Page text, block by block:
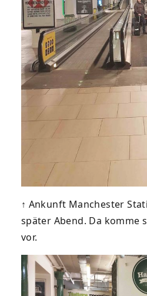
↑ Ankunft Manchester
später Abend. Da komme
vor.